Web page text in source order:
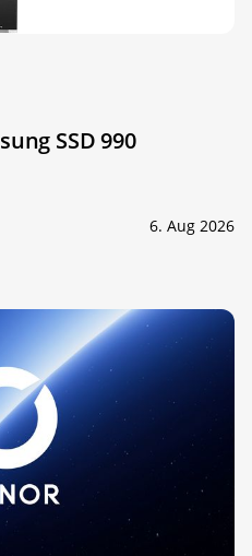
SSD 990
6. Aug 2026